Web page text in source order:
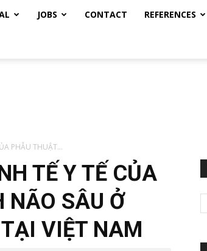
JOBS CONTACT REFERENCES
PHẪU THUẬT...
TẾ Y TẾ CỦA
NÃO SÂU Ở
VIỆT NAM